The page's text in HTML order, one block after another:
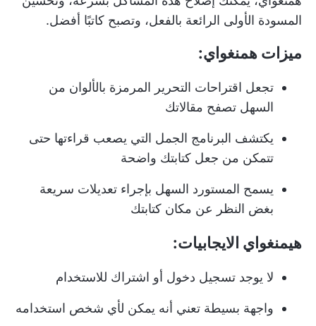
المسودة الأولى الرائعة بالفعل، وتصبح كاتبًا أفضل.
ميزات همنغواي:
تجعل اقتراحات التحرير المرمزة بالألوان من
السهل تصفح مقالاتك
يكتشف البرنامج الجمل التي يصعب قراءتها حتى
تتمكن من جعل كتابتك واضحة
يسمح المستورد السهل بإجراء تعديلات سريعة
بغض النظر عن مكان كتابتك
هيمنغواي الايجابيات:
لا يوجد تسجيل دخول أو اشتراك للاستخدام
واجهة بسيطة تعني أنه يمكن لأي شخص استخدامه